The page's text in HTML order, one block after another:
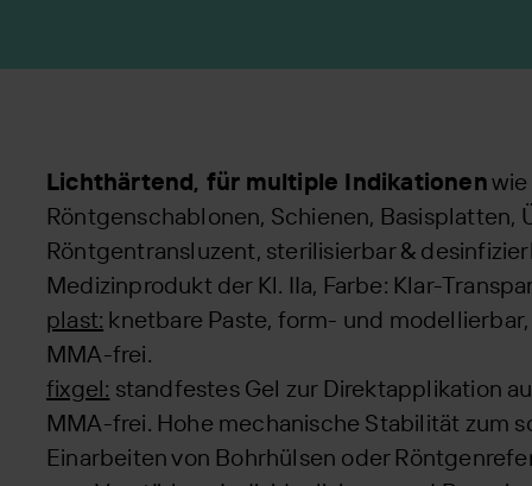
Lichthärtend, für multiple Indikationen
Röntgenschablonen, Schienen, Basisplatten,
Röntgentransluzent, sterilisierbar &
Medizinprodukt der Kl. IIa, Farbe: Klar-
plast: knetbare Paste, form- und
MMA-frei.
fixgel: standfestes Gel zur Direktapplikation
MMA-frei. Hohe mechanische Stabilität zum
Einarbeiten von Bohrhülsen oder